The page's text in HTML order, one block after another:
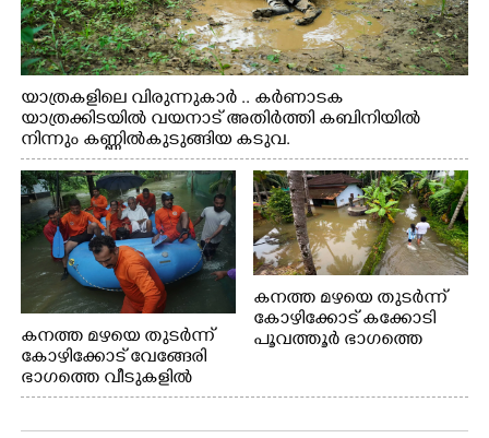
യാത്രകളിലെ വിരുന്നുകാർ .. കർണാടക
യാത്രക്കിടയിൽ വയനാട് അതിർത്തി കബിനിയിൽ
നിന്നും കണ്ണിൽകുടുങ്ങിയ കടുവ.
കനത്ത മഴയെ തുടർന്ന്
കോഴിക്കോട് വേങ്ങേരി
ഭാഗത്തെ വീടുകളിൽ
വെള്ളം
കനത്ത മഴയെ തുടർന്ന്
കോഴിക്കോട് കക്കോടി
പൂവത്തൂർ ഭാഗത്തെ